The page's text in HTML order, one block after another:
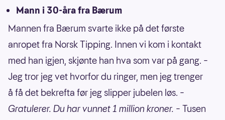
Mann i 30-åra fra Bærum
Mannen fra Bærum svarte ikke på det første
anropet fra Norsk Tipping. Innen vi kom i kontakt
med han igjen, skjønte han hva som var på gang. –
Jeg tror jeg vet hvorfor du ringer, men jeg trenger
å få det bekrefta før jeg slipper jubelen løs. –
Gratulerer. Du har vunnet 1 million kroner. – Tusen